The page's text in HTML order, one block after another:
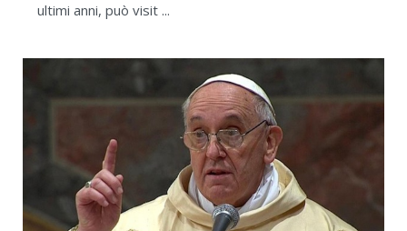
ultimi anni, può visit ...